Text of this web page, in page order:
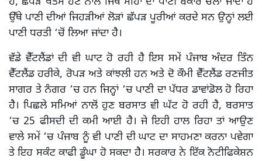
ਉੱਥੇ ਪਾਣੀ ਦੀਆਂ ਜਿਹੜੀਆਂ ਲੋੜਾਂ ਛੱਪੜ ਪੂਰੀਆਂ ਕਰਦੇ ਸਨ ਉਨ੍ਹਾਂ ਲਈ
ਪਾਣੀ ਧਰਤੀ ‘ਚੋਂ ਲਿਆ ਜਾਂਦਾ ਹੈ।
ਵੱਡੇ ਵੈੱਟਲੈਂਡਾਂ ਦੀ ਵੀ ਘਾਟ ਹੋ ਰਹੀ ਹੈ ਇਸ ਸਮੇਂ ਪੰਜਾਬ ਅੰਦਰ ਤਿੰਨ
ਵੈੱਟਲੈਂਡ ਹਰੀਕੇ, ਰੋਪੜ ਅਤੇ ਕਾਂਝਲੀ ਹਨ ਅਤੇ ਦੋ ਕੌਮੀ ਵੈੱਟਲੈਂਡ ਰਣਜੀਤ
ਸਾਗਰ ਤੇ ਨੰਗਰ ‘ਚ ਹਨ ਜਿਨ੍ਹਾਂ ‘ਚ ਪਾਣੀ ਦਾ ਪੱਧਰ ਡਾਵਾਂਡੋਲ ਹੋ ਰਿਹਾ
ਹੈ। ਪਿਛਲੇ ਸਮਿਆਂ ਨਾਲੋਂ ਹੁਣ ਬਰਸਾਤ ਵੀ ਘੱਟ ਹੋ ਰਹੀ ਹੈ, ਬਰਸਾਤ
‘ਚ 25 ਫੀਸਦੀ ਦੀ ਕਮੀ ਆਈ ਹੈ। ਜੇ ਇਹੀ ਹਾਲ ਰਿਹਾ ਤਾਂ ਆਉਣ
ਵਾਲੇ ਸਮੇਂ ‘ਚ ਪੰਜਾਬ ਨੂੰ ਵੀ ਪਾਣੀ ਦੀ ਘਾਟ ਦਾ ਸਾਹਮਣਾ ਕਰਨਾ ਪਵੇਗਾ
ਤੇ ਇਹ ਸਕੰਟ ਕਾਫੀ ਡੂੰਘਾ ਹੋ ਸਕਦਾ ਹੈ। ਸਰਕਾਰ ਨੇ ਇੱਕ ਨੋਟੀਫਿਕੇਸ਼ਨ